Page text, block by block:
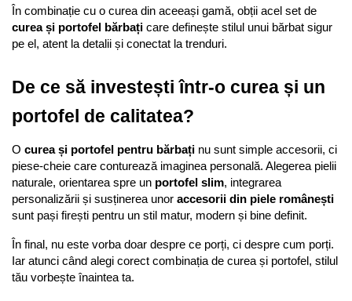
curea și portofel bărbați care definește stilul unui bărbat sigur
pe el, atent la detalii și conectat la trenduri.
De ce să investești într-o curea și un
portofel de calitatea?
O curea și portofel pentru bărbați nu sunt simple accesorii, ci
piese-cheie care conturează imaginea personală. Alegerea pielii
naturale, orientarea spre un portofel slim, integrarea
personalizării și susținerea unor accesorii din piele românești
sunt pași firești pentru un stil matur, modern și bine definit.
În final, nu este vorba doar despre ce porți, ci despre cum porți.
Iar atunci când alegi corect combinația de curea și portofel, stilul
tău vorbește înaintea ta.